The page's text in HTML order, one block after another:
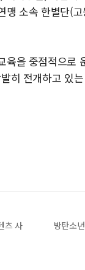
소속 한별단(
을 중점적으로
히 전개하고 있
츠 사
방탄소